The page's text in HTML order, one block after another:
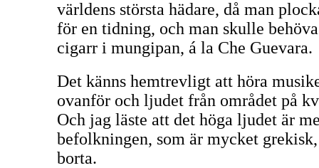
världens största hädare, då man
för en tidning, och man skulle
cigarr i mungipan, á la Che Guevara.
Det känns hemtrevligt att höra
ovanför och ljudet från området på
Och jag läste att det höga ljudet är
befolkningen, som är mycket
borta.